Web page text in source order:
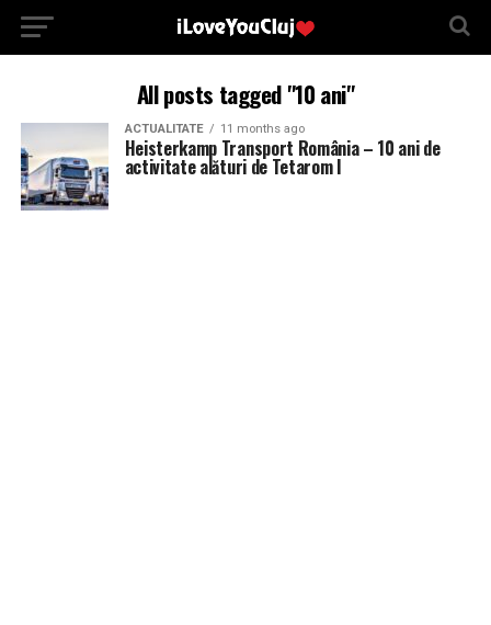
All posts tagged "10 ani"
ACTUALITATE 11 months ago
Heisterkamp Transport România – 10 ani de
activitate alături de Tetarom I